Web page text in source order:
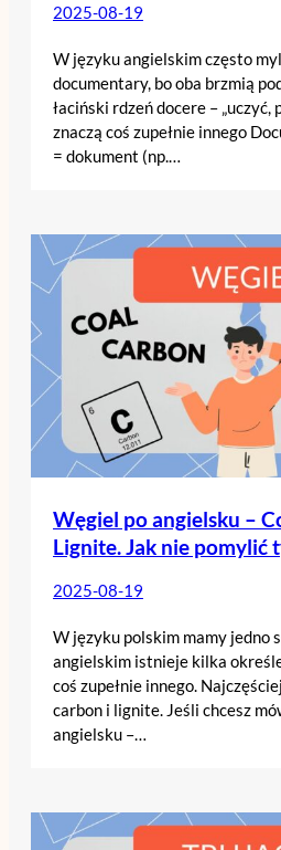
2025-08-19
W języku angielskim często
documentary, bo oba brzmią
łaciński rdzeń docere – „uczyć,
znaczą coś zupełnie innego
= dokument (np.…
Węgiel po angielsku –
Lignite. Jak nie pomylić
2025-08-19
W języku polskim mamy jedno
angielskim istnieje kilka
coś zupełnie innego.
carbon i lignite. Jeśli chcesz
angielsku –…